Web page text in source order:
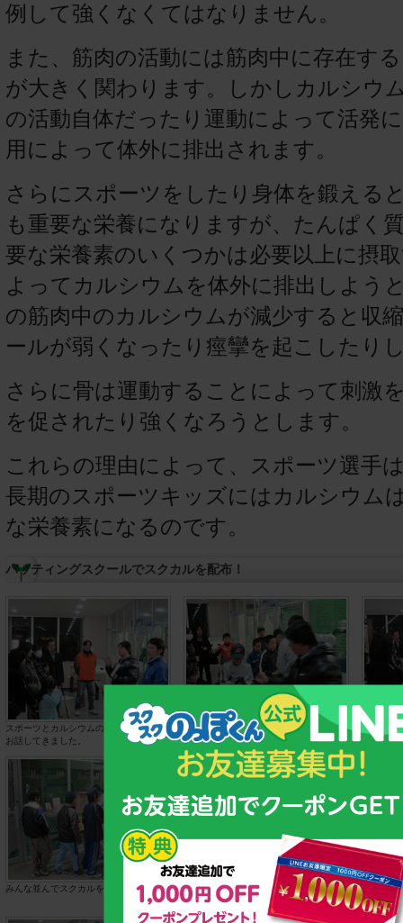
例して強くなくてはなりません。
また、筋肉の活動には筋肉中に存在す
が大きく関わります。しかしカルシウ
の活動自体だったり運動によって活発
用によって体外に排出されます。
さらにスポーツをしたり身体を鍛える
も重要な栄養になりますが、たんぱく
要な栄養素のいくつかは必要以上に摂
よってカルシウムを体外に排出しよう
の筋肉中のカルシウムが減少すると収
ールが弱くなったり痙攣を起こしたり
さらに骨は運動することによって刺激
を促されたり強くなろうとします。
これらの理由によって、スポーツ選手
長期のスポーツキッズにはカルシウム
な栄養素になるのです。
バッティングスクールでスクカルを配布！
スポーツとカルシウムの関係について
お話してきました。
みんなスクカルに興味津々 皆さん熱
みんな並んでスクカルをもらいました。 子供たちにスクカルをプレゼント!!
子供たち
れました